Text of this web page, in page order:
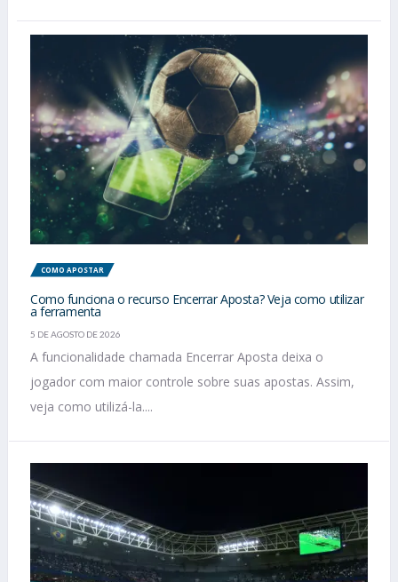
COMO APOSTAR
Como funciona o recurso Encerrar Aposta? Veja como utilizar
a ferramenta
5 DE AGOSTO DE 2026
A funcionalidade chamada Encerrar Aposta deixa o
jogador com maior controle sobre suas apostas. Assim,
veja como utilizá-la....